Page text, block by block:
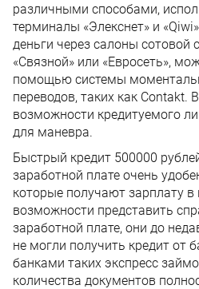
различными способами,
терминалы «Элекснет» и
деньги через салоны сотовой
«Связной» или «Евросеть»,
помощью системы
переводов, таких как Сontakt.
возможности кредитуемого
для маневра.
Быстрый кредит 500000
заработной плате очень
которые получают зарплату в
возможности представить
заработной плате, они до
не могли получить кредит от
банками таких экспресс
количества документов